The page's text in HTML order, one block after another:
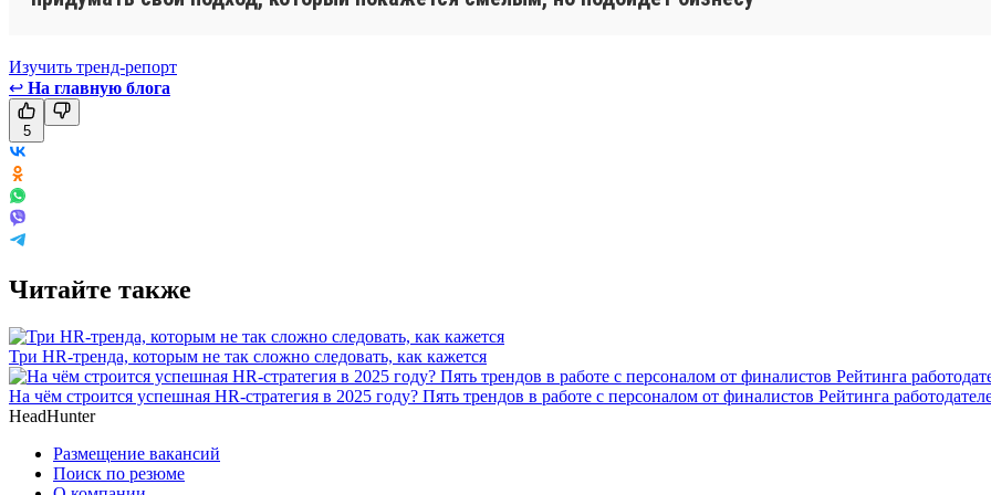
Изучить тренд-репорт
↩ На главную блога
5
Читайте также
Три HR-тренда, которым не так сложно следовать, как кажется
На чём строится успешная HR-стратегия в 2025 году? Пять трендов в работе с персоналом от финалистов Рейтинга
HeadHunter
Размещение вакансий
Поиск по резюме